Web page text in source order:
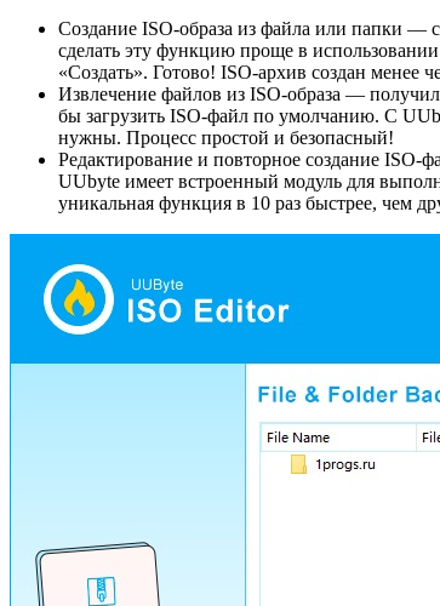
Создание ISO-образа из файла или папки —
сделать эту функцию проще в
«Создать». Готово! ISO-архив создан менее
Извлечение файлов из ISO-образа —
бы загрузить ISO-файл по умолчанию. С
нужны. Процесс простой и безопасный!
Редактирование и повторное создание ISO-
UUbyte имеет встроенный модуль для
уникальная функция в 10 раз быстрее, чем